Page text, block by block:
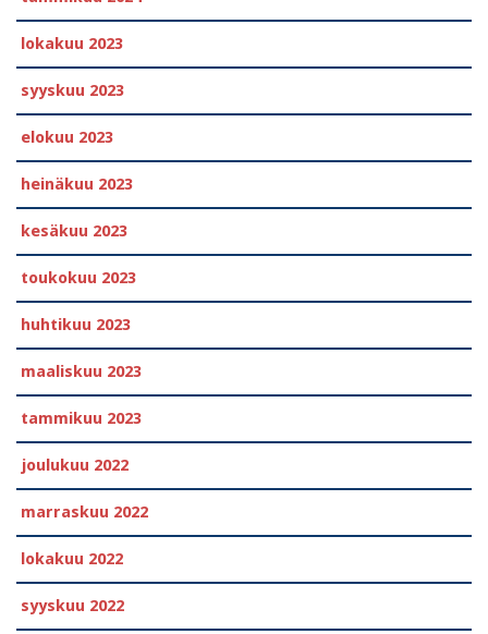
lokakuu 2023
syyskuu 2023
elokuu 2023
heinäkuu 2023
kesäkuu 2023
toukokuu 2023
huhtikuu 2023
maaliskuu 2023
tammikuu 2023
joulukuu 2022
marraskuu 2022
lokakuu 2022
syyskuu 2022